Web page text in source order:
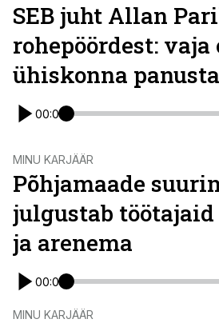
SEB juht Allan
rohepöördest: vaja
ühiskonna
00:00
ST
MINU KARJÄÄR
Põhjamaade
julgustab
ja arenema
00:00
ST
MINU KARJÄÄR